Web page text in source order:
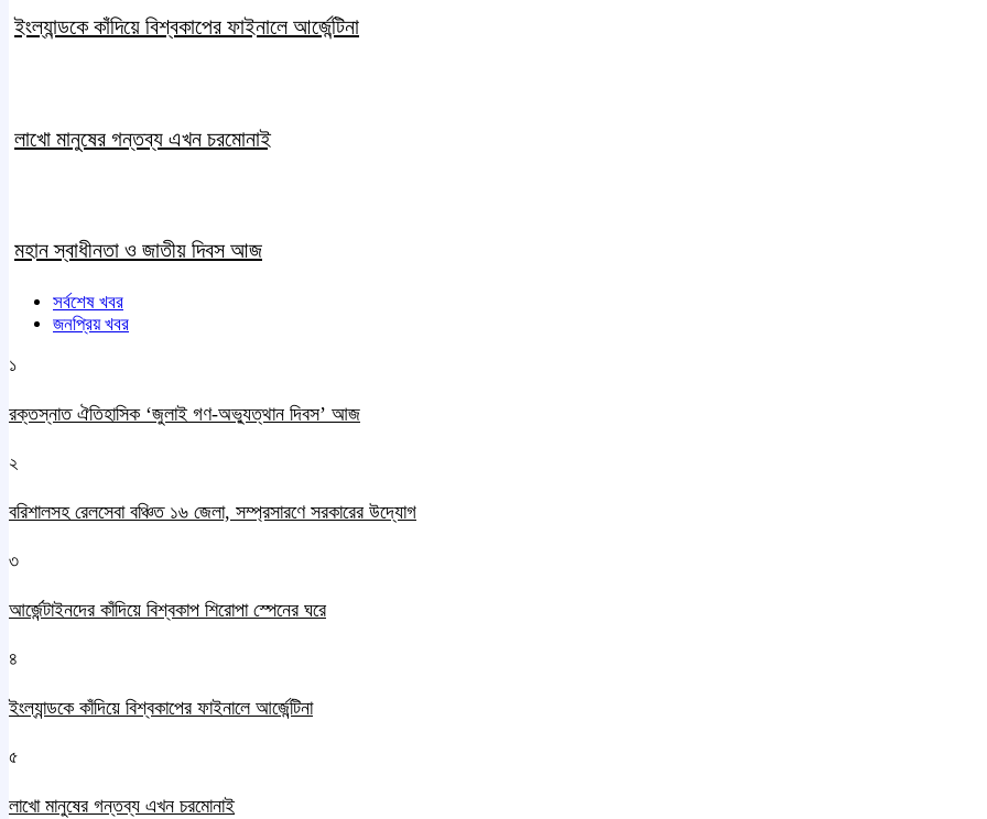
ইংল্যান্ডকে কাঁদিয়ে বিশ্বকাপের ফাইনালে আর্জেন্টিনা
লাখো মানুষের গন্তব্য এখন চরমোনাই
মহান স্বাধীনতা ও জাতীয় দিবস আজ
সর্বশেষ খবর
জনপ্রিয় খবর
১
রক্তস্নাত ঐতিহাসিক ‌‘জুলাই গণ-অভ্যুত্থান দিবস’ আজ
২
বরিশালসহ রেলসেবা বঞ্চিত ১৬ জেলা, সম্প্রসারণে সরকারের উদ্যোগ
৩
আর্জেন্টাইনদের কাঁদিয়ে বিশ্বকাপ শিরোপা স্পেনের ঘরে
৪
ইংল্যান্ডকে কাঁদিয়ে বিশ্বকাপের ফাইনালে আর্জেন্টিনা
৫
লাখো মানুষের গন্তব্য এখন চরমোনাই